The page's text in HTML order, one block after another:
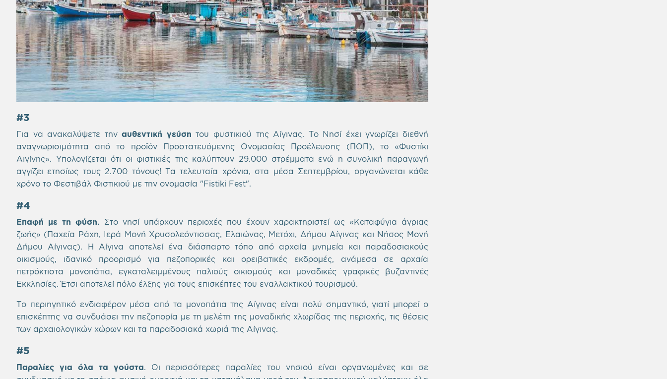
#3
Για να ανακαλύψετε τηναυθεντική γεύση του φυστικιού της Αίγινας. Το Νησί έχει γνωρίζει διεθνή
αναγνωρισιμότητα από το προϊόν Προστατευόμενης Ονομασίας Προέλευσης (ΠΟΠ), το «Φυστίκι
Αιγίνης». Υπολογίζεται ότι οι φιστικιές της καλύπτουν 29.000 στρέμματα ενώ η συνολική παραγωγή
αγγίζει ετησίως τους 2.700 τόνους! Τα τελευταία χρόνια, στα μέσα Σεπτεμβρίου, οργανώνεται κάθε
χρόνο το Φεστιβάλ Φιστικιού με την ονομασία "Fistiki Fest".
#4
Επαφή με τη φύση.
Στο νησί υπάρχουν περιοχές που έχουν χαρακτηριστεί ως «Καταφύγια άγριας
ζωής» (Παχεία Ράχη, Ιερά Μονή Χρυσολεόντισσας, Ελαιώνας, Μετόχι, Δήμου Αίγινας και Νήσος Μονή
Δήμου Αίγινας). Η Αίγινα αποτελεί ένα διάσπαρτο τόπο από αρχαία μνημεία και παραδοσιακούς
οικισμούς, ιδανικό προορισμό για πεζοπορικές και ορειβατικές εκδρομές, ανάμεσα σε αρχαία
πετρόκτιστα μονοπάτια, εγκαταλειμμένους παλιούς οικισμούς και μοναδικές γραφικές βυζαντινές
Εκκλησίες. Έτσι αποτελεί πόλο έλξης για τους επισκέπτες του εναλλακτικού τουρισμού.
Το περιηγητικό ενδιαφέρον μέσα από τα μονοπάτια της Αίγινας είναι πολύ σημαντικό, γιατί μπορεί ο
επισκέπτης να συνδυάσει την πεζοπορία με τη μελέτη της μοναδικής χλωρίδας της περιοχής, τις θέσεις
των αρχαιολογικών χώρων και τα παραδοσιακά χωριά της Αίγινας.
#5
Παραλίες για όλα τα γούστα . Οι περισσότερες παραλίες του νησιού είναι οργανωμένες και σε